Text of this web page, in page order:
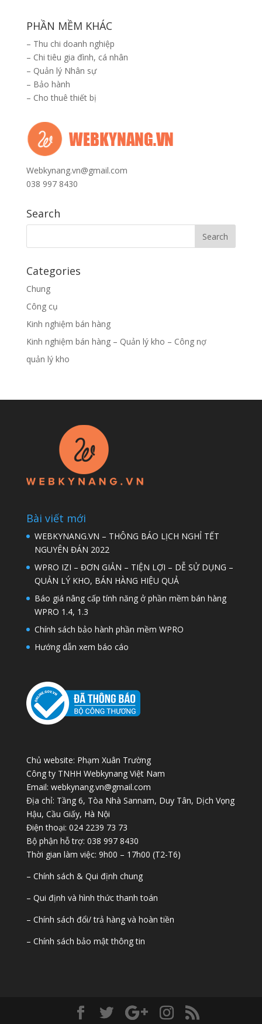
PHẦN MỀM KHÁC
– Thu chi doanh nghiệp
– Chi tiêu gia đình, cá nhân
– Quản lý Nhân sự
– Bảo hành
– Cho thuê thiết bị
Webkynang.vn@gmail.com
038 997 8430
Search
Categories
Chung
Công cụ
Kinh nghiệm bán hàng
Kinh nghiệm bán hàng – Quản lý kho – Công nợ
quản lý kho
Bài viết mới
WEBKYNANG.VN – THÔNG BÁO LỊCH NGHỈ TẾT
NGUYÊN ĐÁN 2022
WPRO IZI – ĐƠN GIẢN – TIỆN LỢI – DỄ SỬ DỤNG –
QUẢN LÝ KHO, BÁN HÀNG HIỆU QUẢ
Báo giá nâng cấp tính năng ở phần mềm bán hàng
WPRO 1.4, 1.3
Chính sách bảo hành phần mềm WPRO
Hướng dẫn xem báo cáo
Chủ website: Phạm Xuân Trường
Công ty TNHH Webkynang Việt Nam
Email: webkynang.vn@gmail.com
Địa chỉ: Tầng 6, Tòa Nhà Sannam, Duy Tân, Dịch Vọng
Hậu, Cầu Giấy, Hà Nội
Điện thoại: 024 2239 73 73
Bộ phận hỗ trợ: 038 997 8430
Thời gian làm việc: 9h00 – 17h00 (T2-T6)
– Chính sách & Qui định chung
– Qui định và hình thức thanh toán
– Chính sách đổi/ trả hàng và hoàn tiền
– Chính sách bảo mật thông tin